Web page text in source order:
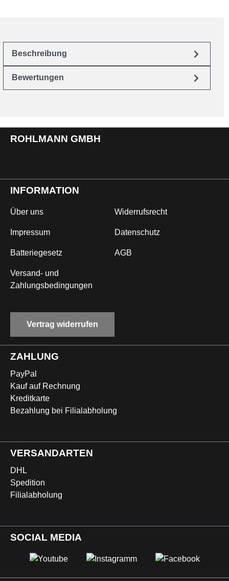
Beschreibung
Bewertungen
ROHLMANN GMBH
INFORMATION
Über uns Widerrufsrecht
Impressum Datenschutz
Batteriegesetz AGB
Versand- und
Zahlungsbedingungen
Vertrag widerrufen
ZAHLUNG
PayPal
Kauf auf Rechnung
Kreditkarte
Bezahlung bei Filialabholung
VERSANDARTEN
DHL
Spedition
Filialabholung
SOCIAL MEDIA